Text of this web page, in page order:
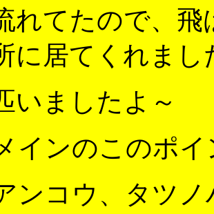
れてたので、
に居てくれまし
いましたよ～
インのこのポイ
ンコウ、タツ